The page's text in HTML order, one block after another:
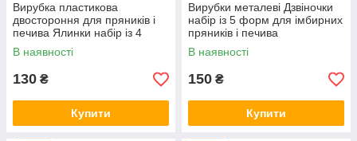
Вирубка пластикова
двостороння для пряників і
печива Ялинки набір із 4
форм
В наявності
130 ₴
Купити
Вирубки металеві Дзвіночки
набір із 5 форм для імбирних
пряників і печива
В наявності
150 ₴
Купити